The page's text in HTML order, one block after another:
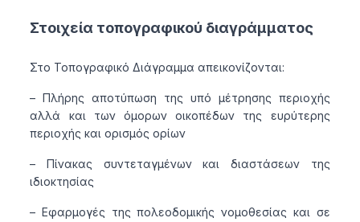
Στοιχεία τοπογραφικού διαγράμματος
Στο Τοπογραφικό Διάγραμμα απεικονίζονται:
– Πλήρης αποτύπωση της υπό μέτρησης περιοχής
αλλά και των όμορων οικοπέδων της ευρύτερης
περιοχής και ορισμός ορίων
– Πίνακας συντεταγμένων και διαστάσεων της
ιδιοκτησίας
– Εφαρμογές της πολεοδομικής νομοθεσίας και σε